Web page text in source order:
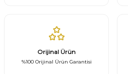
Orijinal Ürün
%100 Orijinal Ürün Garantisi